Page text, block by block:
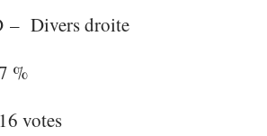
–Divers droite
%
votes